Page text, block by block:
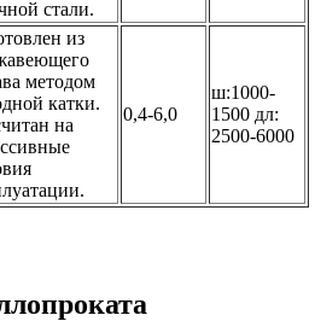
стали.
из
методом
катки.
на
0,4-6,0
ш:1000-
1500 дл:
2500-6000